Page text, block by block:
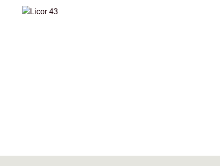
Bildergalerie überspringen